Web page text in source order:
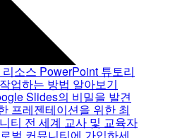
소스 PowerPoint 튜토리
업하는 방법 알아보기
Slides의 비밀을 발견
프레젠테이션을 위한 최
티 전 세계 교사 및 교육자